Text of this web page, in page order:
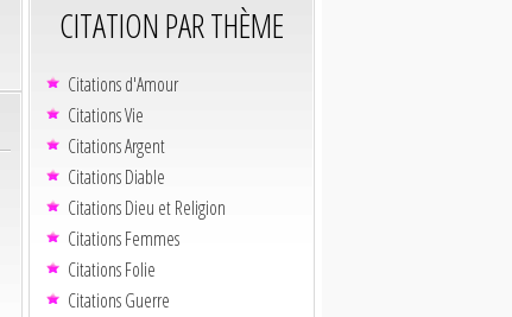
CITATION PAR THÈME
Citations d'Amour
Citations Vie
Citations Argent
Citations Diable
Citations Dieu et Religion
Citations Femmes
Citations Folie
Citations Guerre